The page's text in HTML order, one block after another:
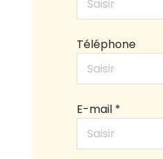
Téléphone
E-mail *